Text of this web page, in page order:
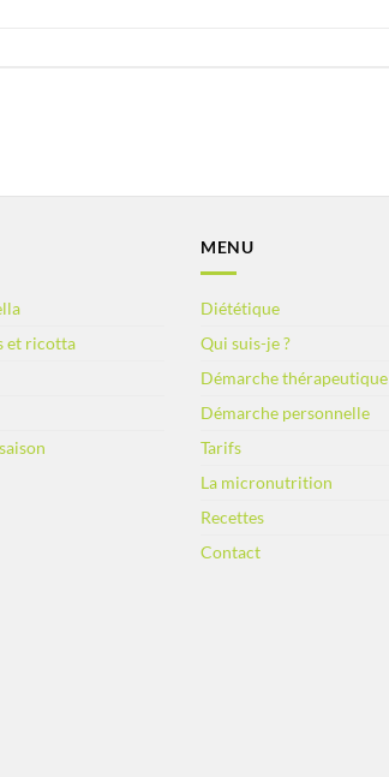
et ricotta
MENU
Diététique
Qui suis-je ?
Démarche thérapeutique
Démarche personnelle
Tarifs
La micronutrition
Recettes
Contact